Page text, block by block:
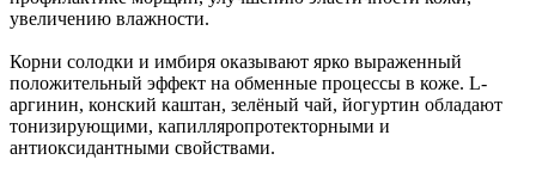
увеличению влажности.
Корни солодки и имбиря оказывают ярко выраженный
положительный эффект на обменные процессы в коже. L-
аргинин, конский каштан, зелёный чай, йогуртин обладают
тонизирующими, капилляропротекторными и
антиоксидантными свойствами.